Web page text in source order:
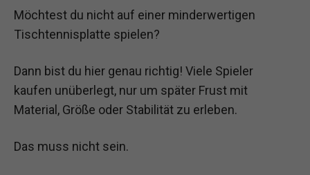
Möchtest du nicht auf einer minderwertigen
Tischtennisplatte spielen?
Dann bist du hier genau richtig! Viele Spieler
kaufen unüberlegt, nur um später Frust mit
Material, Größe oder Stabilität zu erleben.
Das muss nicht sein.